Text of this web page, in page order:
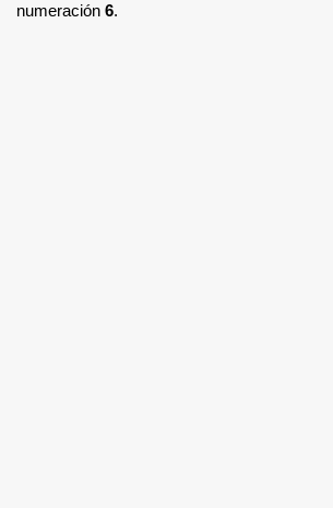
numeración 6.